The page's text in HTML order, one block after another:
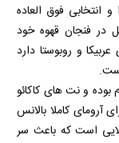
انتخابی فوق العاده
در فنجان قهوه خود
و روبوستا دارد
و نت های کاکائو
آرومای کاملا بالانس
است که باعث سر